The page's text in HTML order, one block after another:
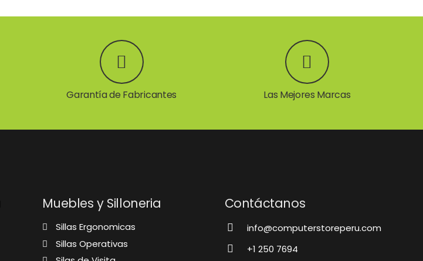
Garantía de Fabricantes Las Mejores Marcas
Muebles y Silloneria
Sillas Ergonomicas
Sillas Operativas
Contáctanos
info@computerstoreperu.com
+1 250 7694